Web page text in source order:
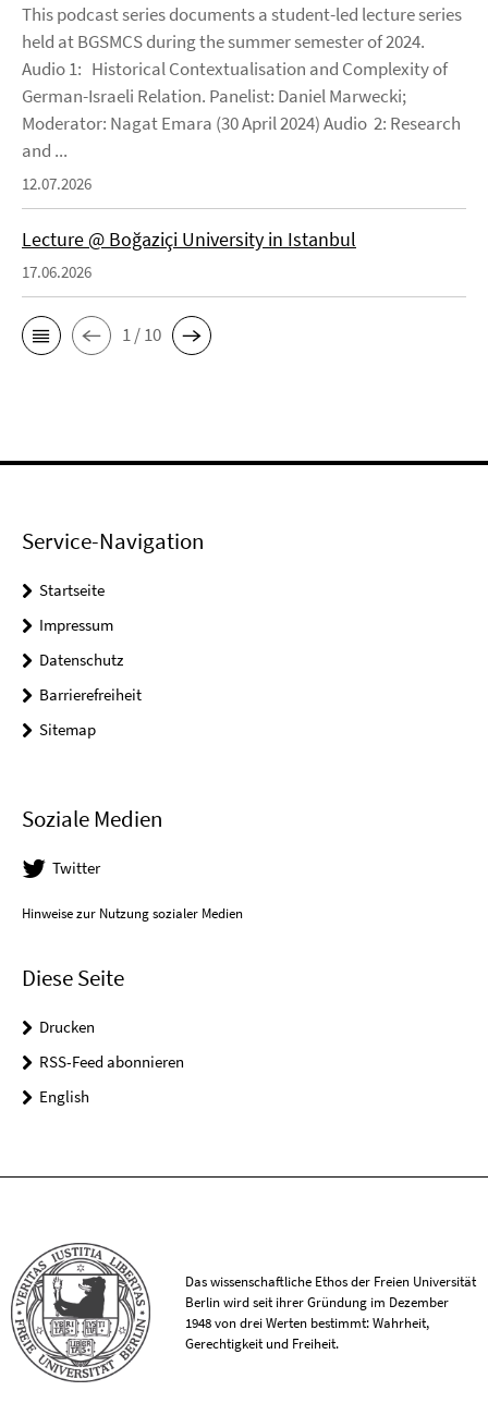
This podcast series documents a student-led lecture series
held at BGSMCS during the summer semester of 2024.
Audio 1: Historical Contextualisation and Complexity of
German-Israeli Relation. Panelist: Daniel Marwecki;
Moderator: Nagat Emara (30 April 2024) Audio 2: Research
and ...
12.07.2026
Lecture @ Boğaziçi University in Istanbul
17.06.2026
1 / 10
Service-Navigation
Startseite
Impressum
Datenschutz
Barrierefreiheit
Sitemap
Soziale Medien
Twitter
Hinweise zur Nutzung sozialer Medien
Diese Seite
Drucken
RSS-Feed abonnieren
English
Das wissenschaftliche Ethos der Freien Universität
Berlin wird seit ihrer Gründung im Dezember
1948 von drei Werten bestimmt: Wahrheit,
Gerechtigkeit und Freiheit.